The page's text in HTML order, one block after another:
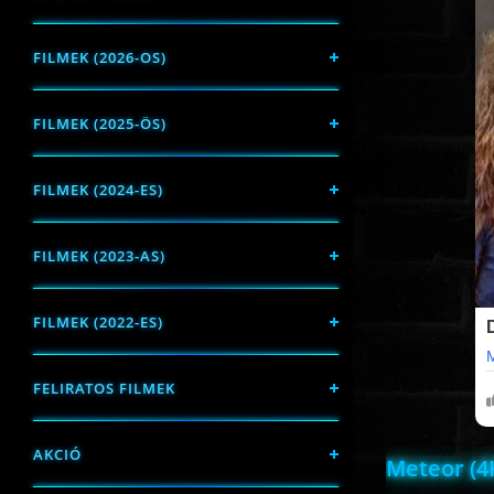
FILMEK (2026-OS)
FILMEK (2025-ÖS)
FILMEK (2024-ES)
FILMEK (2023-AS)
FILMEK (2022-ES)
FELIRATOS FILMEK
AKCIÓ Meteor